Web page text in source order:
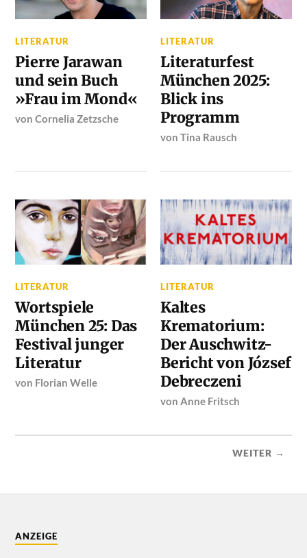
LITERATUR
Pierre Jarawan
und sein Buch
»Frau im Mond«
vonCornelia Zetzsche
LITERATUR
Literaturfest
München 2025:
Blick ins
Programm
vonTina Rausch
LITERATUR
Wortspiele
München 25: Das
Festival junger
Literatur
von Florian Welle
LITERATUR
Kaltes
Krematorium:
Der Auschwitz-
Bericht von József
Debreczeni
vonAnne Fritsch
WEITER →
ANZEIGE